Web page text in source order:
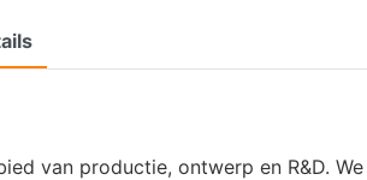
van productie, ontwerp en R&D.